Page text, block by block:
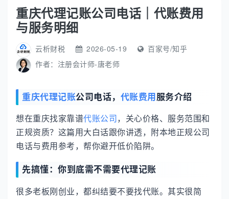
重庆代理记账公司电话｜代账费用
与服务明细
云析财税 2026-05-19
百家号/知乎
作者： 注册会计师-唐老师
重庆代理记账公司电话， 代账费用 服务介绍
想在重庆找家靠谱代账公司 ，关心价格、服务范围和
正规资质？这篇用大白话跟你讲透，附本地正规公司
电话与费用参考，帮你避开低价陷阱。
先搞懂：你到底需不需要代理记账
很多老板刚创业，都纠结要不要找代账。其实很简